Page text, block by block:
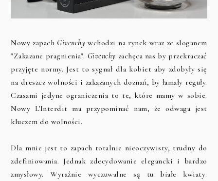
Nowy zapach Givenchy wchodzi na rynek wraz ze sloganem
"Zakazane pragnienia". Givenchy zachęca nas by przekraczać
przyjęte normy. Jest to sygnał dla kobiet aby zdobyły się
na dreszcz wolności i zakazanych doznań, by łamały reguły.
Czasami jedyne ograniczenia to te, które mamy w sobie.
Nowy L'Interdit ma przypominać nam, że odwaga jest
kluczem do wolności.
Dla mnie jest to zapach totalnie nieoczywisty, trudny do
zdefiniowania. Jednak zdecydowanie elegancki i bardzo
zmysłowy. Wyraźnie wyczuwalne są tu białe kwiaty: